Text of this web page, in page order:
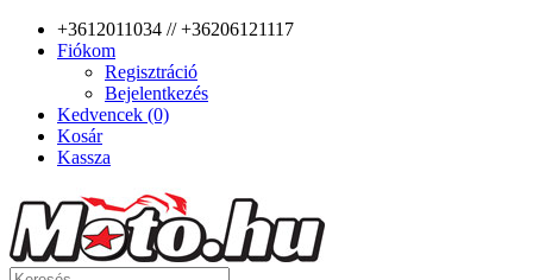
+3612011034 // +36206121117
Fiókom
Regisztráció
Bejelentkezés
Kedvencek (0)
Kosár
Kassza